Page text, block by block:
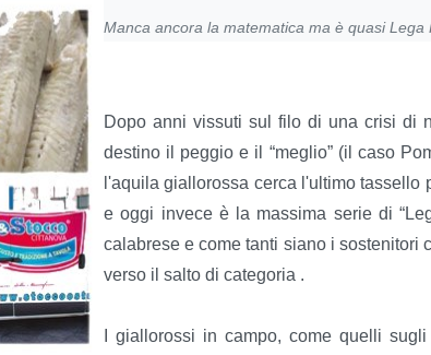
Manca ancora la matematica ma è quasi Lega
Dopo anni vissuti sul filo di una crisi di
destino il peggio e il “meglio” (il caso
l'aquila giallorossa cerca l'ultimo tassello
e oggi invece è la massima serie di
calabrese e come tanti siano i sostenitori
verso il salto di categoria .
I giallorossi in campo, come quelli